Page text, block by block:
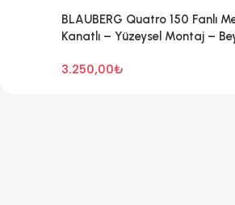
BLAUBERG Quatro 150 Fanlı
Kanatlı – Yüzeysel Montaj –
3.250,00₺